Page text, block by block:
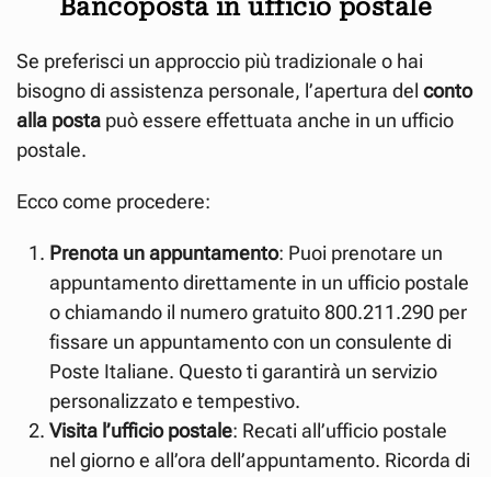
Bancoposta in ufficio postale
Se preferisci un approccio più tradizionale o hai
bisogno di assistenza personale, l’apertura del conto
alla posta può essere effettuata anche in un ufficio
postale.
Ecco come procedere:
Prenota un appuntamento: Puoi prenotare un
appuntamento direttamente in un ufficio postale
o chiamando il numero gratuito 800.211.290 per
fissare un appuntamento con un consulente di
Poste Italiane. Questo ti garantirà un servizio
personalizzato e tempestivo.
Visita l’ufficio postale: Recati all’ufficio postale
nel giorno e all’ora dell’appuntamento. Ricorda di